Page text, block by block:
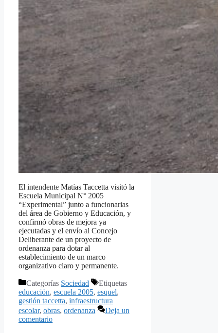
El intendente Matías Taccetta visitó la
Escuela Municipal N° 2005
“Experimental” junto a funcionarias
del área de Gobierno y Educación, y
confirmó obras de mejora ya
ejecutadas y el envío al Concejo
Deliberante de un proyecto de
ordenanza para dotar al
establecimiento de un marco
organizativo claro y permanente.
Categorías Sociedad
Etiquetas
educación, escuela 2005, esquel,
gestión taccetta, infraestructura
escolar, obras, ordenanza
Deja un
comentario